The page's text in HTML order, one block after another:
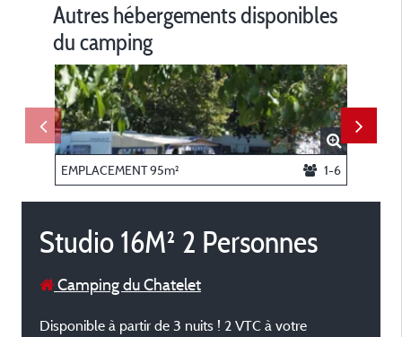
Autres hébergements disponibles
du camping
EMPLACEMENT 95m² 1-6
Studio 16M² 2 Personnes
Camping du Chatelet
Disponible à partir de 3 nuits ! 2 VTC à votre